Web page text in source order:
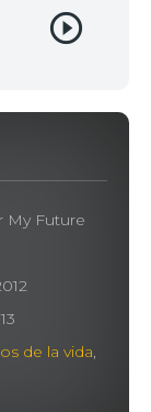
My Future
de la vida,